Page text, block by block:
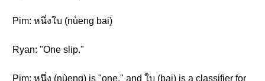
Pim: หนึ่งใบ (nùeng bai)
Ryan: "One slip."
Pim: หนึ่ง (nùeng) is "one," and ใบ (bai) is a classifier for